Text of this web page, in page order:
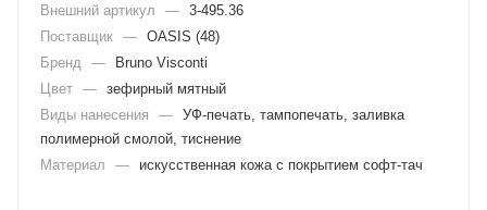
Внешний артикул — 3-495.36
Поставщик — OASIS (48)
Бренд
—
Bruno Visconti
Цвет — зефирный мятный
Виды нанесения
— УФ-печать, тампопечать, заливка
полимерной смолой, тиснение
Материал
— искусственная кожа с покрытием софт-тач